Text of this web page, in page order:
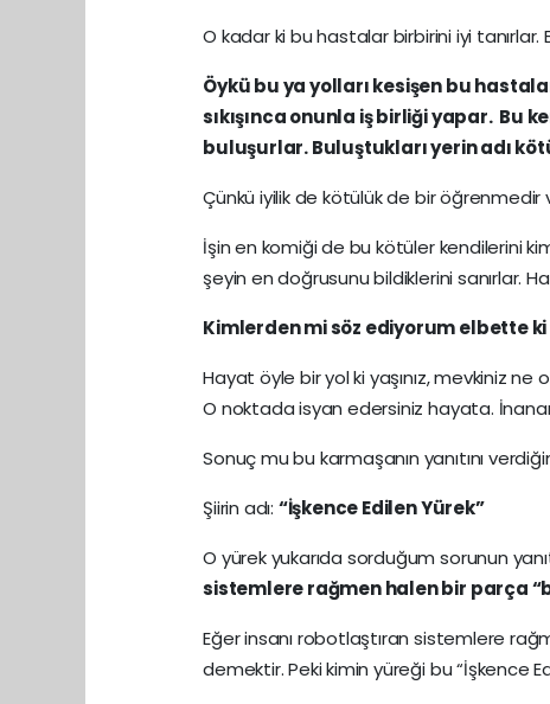
O kadar ki bu hastalar birbirini iyi
Öykü bu ya yolları kesişen bu
sıkışınca onunla iş birliği yapar. Bu
buluşurlar. Buluştukları yerin adı
Çünkü iyilik de kötülük de bir öğrenmedir
İşin en komiği de bu kötüler kendilerini
şeyin en doğrusunu bildiklerini sanırlar.
Kimlerden mi söz ediyorum elbette ki
Hayat öyle bir yol ki yaşınız, mevkiniz ne
O noktada isyan edersiniz hayata.
Sonuç mu bu karmaşanın yanıtını
Şiirin adı: “İşkence Edilen Yürek”
O yürek yukarıda sorduğum sorunun
sistemlere rağmen halen bir parça
Eğer insanı robotlaştıran sistemlere
demektir. Peki kimin yüreği bu “İşkence